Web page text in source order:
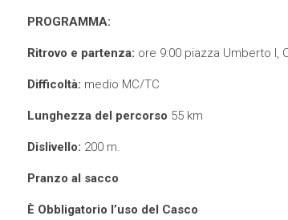
PROGRAMMA:
Ritrovo e partenza: ore 9:00piazza Umberto I,
Difficoltà: medio MC/TC
Lunghezza del percorso 55 km
Dislivello: 200 m.
Pranzo al sacco
È Obbligatorio l’uso del Casco